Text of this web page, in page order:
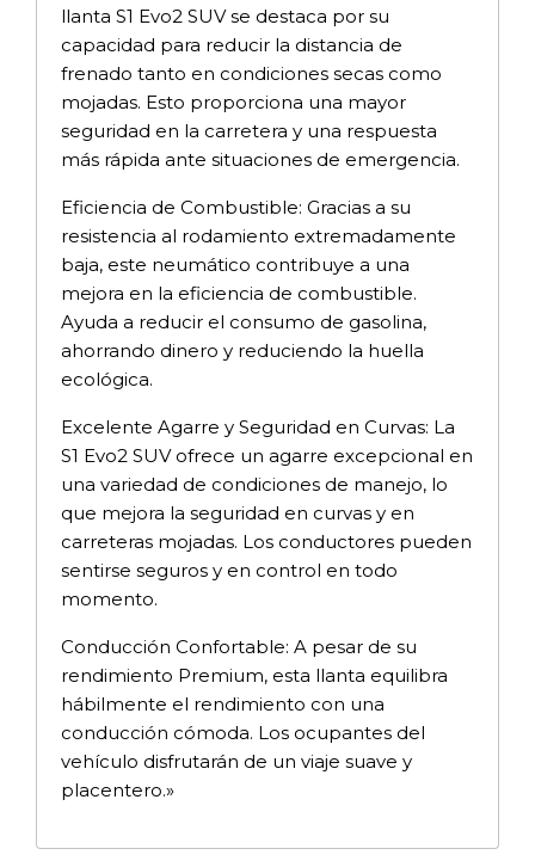
llanta S1 Evo2 SUV se destaca por su
capacidad para reducir la distancia de
frenado tanto en condiciones secas como
mojadas. Esto proporciona una mayor
seguridad en la carretera y una respuesta
más rápida ante situaciones de emergencia.
Eficiencia de Combustible: Gracias a su
resistencia al rodamiento extremadamente
baja, este neumático contribuye a una
mejora en la eficiencia de combustible.
Ayuda a reducir el consumo de gasolina,
ahorrando dinero y reduciendo la huella
ecológica.
Excelente Agarre y Seguridad en Curvas: La
S1 Evo2 SUV ofrece un agarre excepcional en
una variedad de condiciones de manejo, lo
que mejora la seguridad en curvas y en
carreteras mojadas. Los conductores pueden
sentirse seguros y en control en todo
momento.
Conducción Confortable: A pesar de su
rendimiento Premium, esta llanta equilibra
hábilmente el rendimiento con una
conducción cómoda. Los ocupantes del
vehículo disfrutarán de un viaje suave y
placentero.»